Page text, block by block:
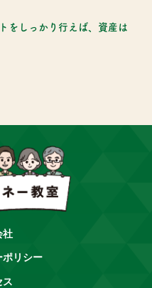
をしっかり行えば、資産は
社
ポリシー
ス